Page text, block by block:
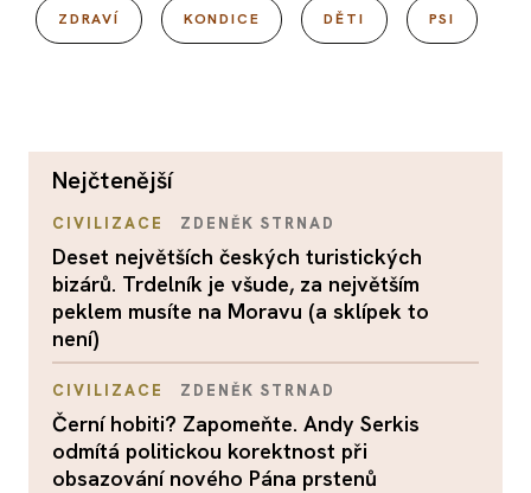
ZDRAVÍ KONDICE DĚTI PSI
nejčtenější
CIVILIZACE ZDENĚK STRNAD
Deset největších českých turistických
bizárů. Trdelník je všude, za největším
peklem musíte na Moravu (a sklípek to
není)
CIVILIZACE ZDENĚK STRNAD
Černí hobiti? Zapomeňte. Andy Serkis
odmítá politickou korektnost při
obsazování nového Pána prstenů